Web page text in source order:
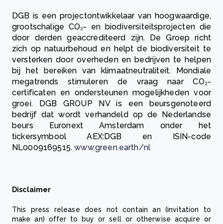
DGB is een projectontwikkelaar van hoogwaardige,
grootschalige CO₂- en biodiversiteitsprojecten die
door derden geaccrediteerd zijn. De Groep richt
zich op natuurbehoud en helpt de biodiversiteit te
versterken door overheden en bedrijven te helpen
bij het bereiken van klimaatneutraliteit. Mondiale
megatrends stimuleren de vraag naar CO₂-
certificaten en ondersteunen mogelijkheden voor
groei. DGB GROUP NV is een beursgenoteerd
bedrijf dat wordt verhandeld op de Nederlandse
beurs Euronext Amsterdam onder het
tickersymbool AEX:DGB en ISIN-code
NL0009169515.www.green.earth/nl
Disclaimer
This press release does not contain an (invitation to
make an) offer to buy or sell or otherwise acquire or